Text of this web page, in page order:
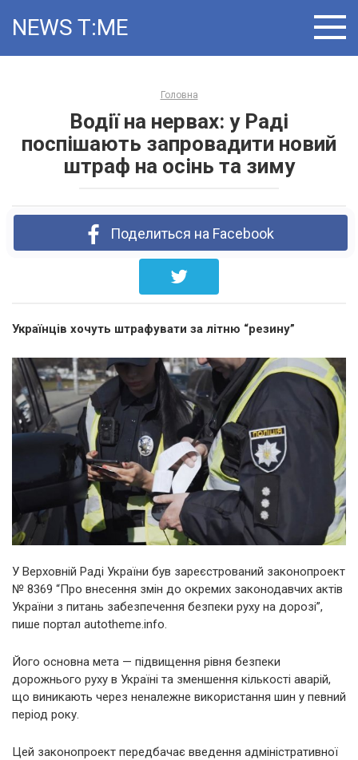
NEWS T:ME
Головна
Водії на нервах: у Раді
поспішають запровадити новий
штраф на осінь та зиму
Поделиться на Facebook
Українців хочуть штрафувати за літню “резину”
У Верховній Раді України був зареєстрований законопроект
№ 8369 “Про внесення змін до окремих законодавчих актів
України з питань забезпечення безпеки руху на дорозі”,
пише портал autotheme.info.
Його основна мета — підвищення рівня безпеки
дорожнього руху в Україні та зменшення кількості аварій,
що виникають через неналежне використання шин у певний
період року.
Цей законопроект передбачає введення адміністративної